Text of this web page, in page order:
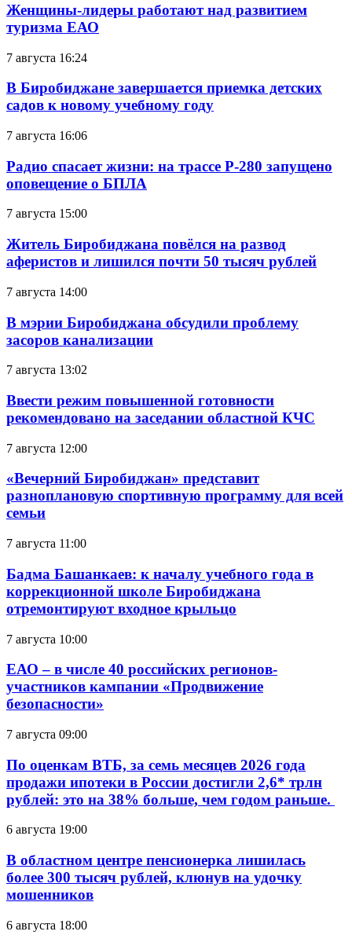
Женщины-лидеры работают над развитием
туризма ЕАО
7 августа 16:24
В Биробиджане завершается приемка детских
садов к новому учебному году
7 августа 16:06
Радио спасает жизни: на трассе Р-280 запущено
оповещение о БПЛА
7 августа 15:00
Житель Биробиджана повёлся на развод
аферистов и лишился почти 50 тысяч рублей
7 августа 14:00
В мэрии Биробиджана обсудили проблему
засоров канализации
7 августа 13:02
Ввести режим повышенной готовности
рекомендовано на заседании областной КЧС
7 августа 12:00
«Вечерний Биробиджан» представит
разноплановую спортивную программу для всей
семьи
7 августа 11:00
Бадма Башанкаев: к началу учебного года в
коррекционной школе Биробиджана
отремонтируют входное крыльцо
7 августа 10:00
ЕАО – в числе 40 российских регионов-
участников кампании «Продвижение
безопасности»
7 августа 09:00
По оценкам ВТБ, за семь месяцев 2026 года
продажи ипотеки в России достигли 2,6* трлн
рублей: это на 38% больше, чем годом раньше.
6 августа 19:00
В областном центре пенсионерка лишилась
более 300 тысяч рублей, клюнув на удочку
мошенников
6 августа 18:00